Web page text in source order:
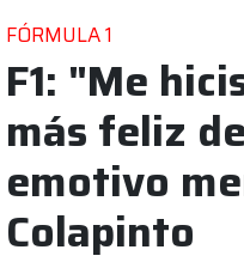
FÓRMULA 1
F1: "Me
más feliz
emotivo
Colapinto